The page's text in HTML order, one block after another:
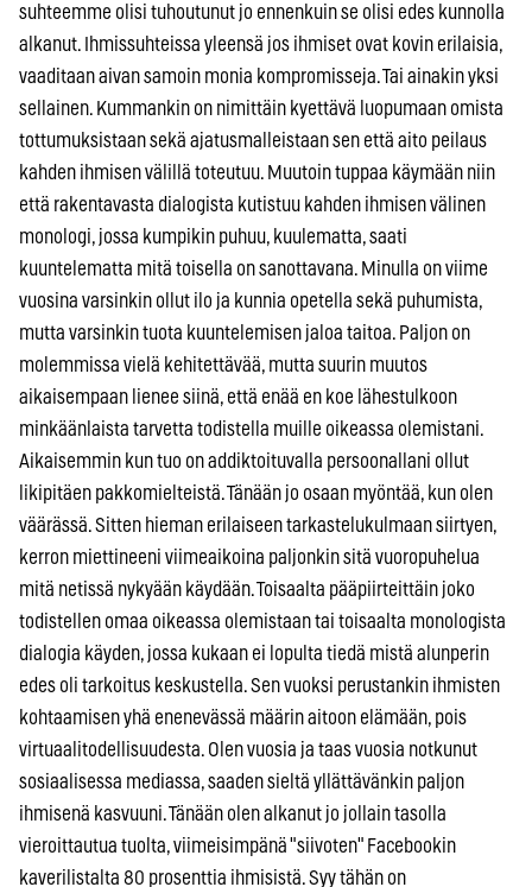
suhteemme olisi tuhoutunut jo ennenkuin se olisi edes kunnolla
alkanut. Ihmissuhteissa yleensä jos ihmiset ovat kovin erilaisia,
vaaditaan aivan samoin monia kompromisseja. Tai ainakin yksi
sellainen. Kummankin on nimittäin kyettävä luopumaan omista
tottumuksistaan sekä ajatusmalleistaan sen että aito peilaus
kahden ihmisen välillä toteutuu. Muutoin tuppaa käymään niin
että rakentavasta dialogista kutistuu kahden ihmisen välinen
monologi, jossa kumpikin puhuu, kuulematta, saati
kuuntelematta mitä toisella on sanottavana. Minulla on viime
vuosina varsinkin ollut ilo ja kunnia opetella sekä puhumista,
mutta varsinkin tuota kuuntelemisen jaloa taitoa. Paljon on
molemmissa vielä kehitettävää, mutta suurin muutos
aikaisempaan lienee siinä, että enää en koe lähestulkoon
minkäänlaista tarvetta todistella muille oikeassa olemistani.
Aikaisemmin kun tuo on addiktoituvalla persoonallani ollut
likipitäen pakkomielteistä. Tänään jo osaan myöntää, kun olen
väärässä. Sitten hieman erilaiseen tarkastelukulmaan siirtyen,
kerron miettineeni viimeaikoina paljonkin sitä vuoropuhelua
mitä netissä nykyään käydään. Toisaalta pääpiirteittäin joko
todistellen omaa oikeassa olemistaan tai toisaalta monologista
dialogia käyden, jossa kukaan ei lopulta tiedä mistä alunperin
edes oli tarkoitus keskustella. Sen vuoksi perustankin ihmisten
kohtaamisen yhä enenevässä määrin aitoon elämään, pois
virtuaalitodellisuudesta. Olen vuosia ja taas vuosia notkunut
sosiaalisessa mediassa, saaden sieltä yllättävänkin paljon
ihmisenä kasvuuni. Tänään olen alkanut jo jollain tasolla
vieroittautua tuolta, viimeisimpänä "siivoten" Facebookin
kaverilistalta 80 prosenttia ihmisistä. Syy tähän on